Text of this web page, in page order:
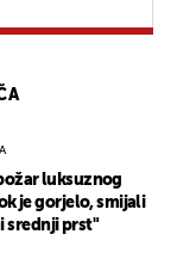
luksuznog
je gorjelo, smijali
srednji prst"